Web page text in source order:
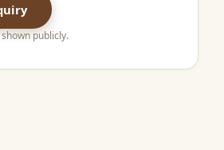
publicly.